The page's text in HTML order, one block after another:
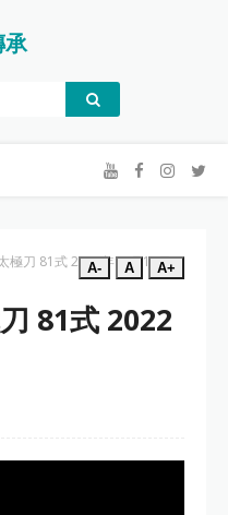
承
極刀 81式 2022年10月11日
A- A A+
81式 2022